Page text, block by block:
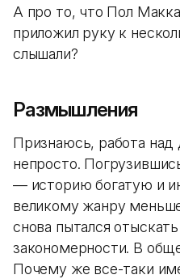
А про то, что Пол
приложил руку к
слышали?
Размышления
Признаюсь, работа
непросто.
— историю богатую и
великому жанру
снова пытался
закономерности. В
Почему же все-таки